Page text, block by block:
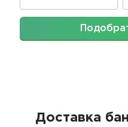
Доставка